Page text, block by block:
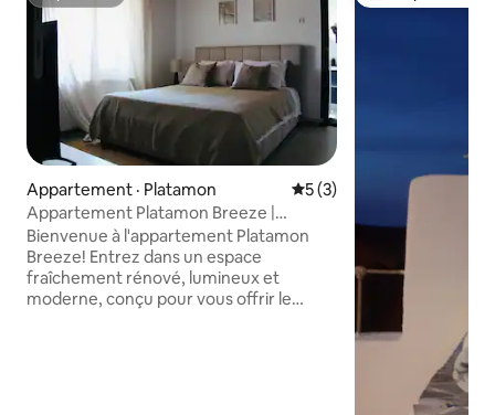
Appartement · Platamon Note moyenne de 5 sur
5 (3)
Appartement Platamon Breeze |
Confortable et moderne
Bienvenue à l'appartement Platamon
Breeze! Entrez dans un espace
fraîchement rénové, lumineux et
moderne, conçu pour vous offrir le